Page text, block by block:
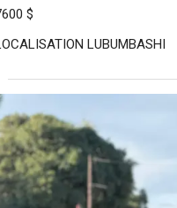
$
LUBUMBASHI